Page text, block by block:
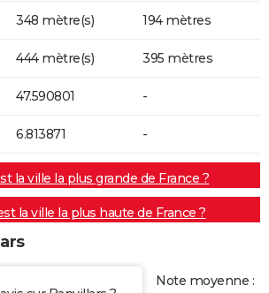
348 mètre(s) 194 mètres
444 mètre(s) 395 mètres
47.590801 -
6.813871 -
la ville la plus grande de France ?
la ville la plus haute de France ?
Note moyenne :